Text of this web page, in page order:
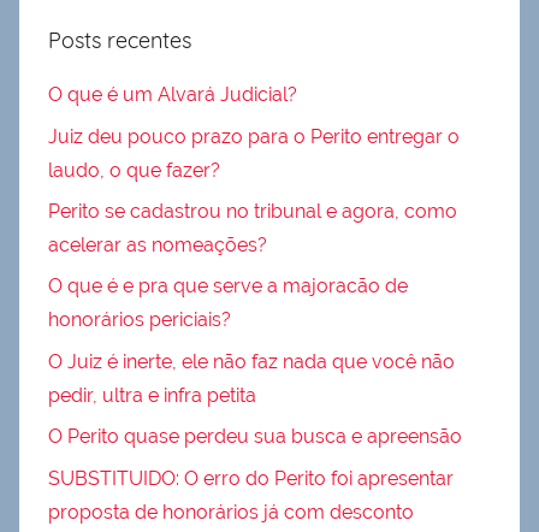
Posts recentes
O que é um Alvará Judicial?
Juiz deu pouco prazo para o Perito entregar o
laudo, o que fazer?
Perito se cadastrou no tribunal e agora, como
acelerar as nomeações?
O que é e pra que serve a majoracão de
honorários periciais?
O Juiz é inerte, ele não faz nada que você não
pedir, ultra e infra petita
O Perito quase perdeu sua busca e apreensão
SUBSTITUIDO: O erro do Perito foi apresentar
proposta de honorários já com desconto